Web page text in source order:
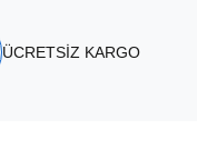
ÜCRETSİZ KARGO